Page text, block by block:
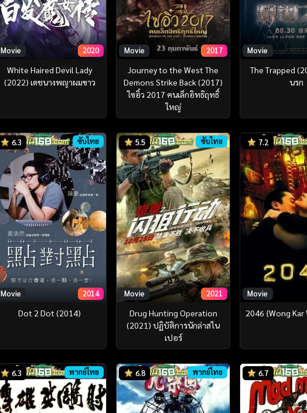
Movie 2020
White Haired Devil Lady
(2022) เดชนางพญาผมขาว
Movie 2017
Journey to the West The
Demons Strike Back (2017)
ไซอิ๋ว 2017 คนเล็กอิทธิฤทธิ์
ใหญ่
Movie
The Trapped
นรก
6.3 ซับไทย
Movie 2014
Dot 2 Dot (2014)
5.5 ซับไทย
Movie 2021
Drug Hunting Operation
(2021) ปฏิบัติการนักล่าสไน
เปอร์
7.2
Movie
2046 {Wong Kar
6.3 พากย์ไทย 6.8 พากย์ไทย 6.7